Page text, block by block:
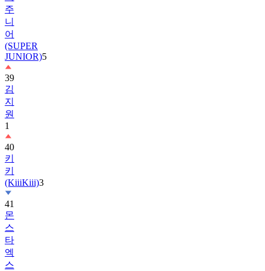
주
니
어
(SUPER
JUNIOR)5
39
김
지
원
1
40
키
키
(KiiiKiii)3
41
몬
스
타
엑
스